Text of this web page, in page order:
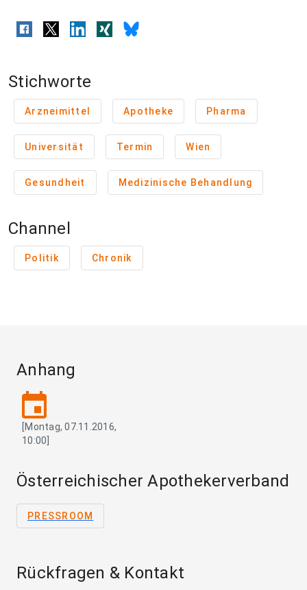
Stichworte
Arzneimittel Apotheke Pharma
Universität Termin Wien
Gesundheit Medizinische Behandlung
Channel
Politik Chronik
Anhang
event
[Montag, 07.11.2016,
10:00]
Österreichischer Apothekerverband
PRESSROOM
Rückfragen & Kontakt